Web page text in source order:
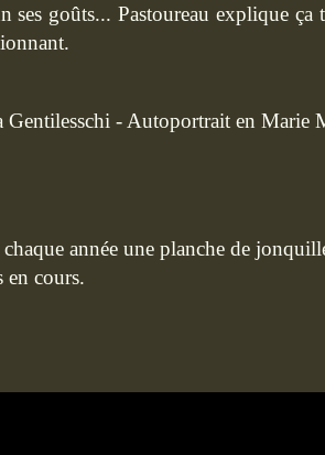
ses goûts... Pastoureau explique
Gentilesschi - Autoportrait en Marie
année une planche de
en cours.